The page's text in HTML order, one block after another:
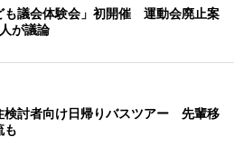
も議会体験会」初開催 運動会廃止案
が議論
検討者向け日帰りバスツアー 先輩移
も